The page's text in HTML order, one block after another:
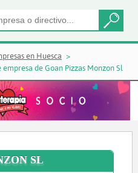
en Huesca
de Goan Pizzas Monzon Sl
SL